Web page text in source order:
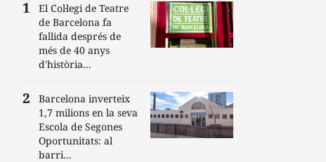
El Col·legi de Teatre
de Barcelona fa
fallida després de
més de 40 anys
d'història...
Barcelona inverteix
1,7 milions en la seva
Escola de Segones
Oportunitats: al
barri...